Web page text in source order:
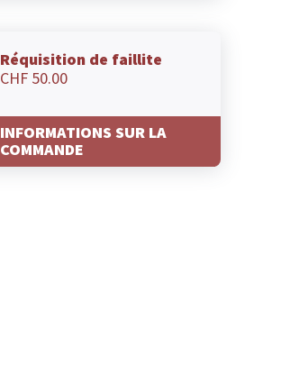
Réquisition de faillite
CHF 50.00
INFORMATIONS SUR LA
COMMANDE